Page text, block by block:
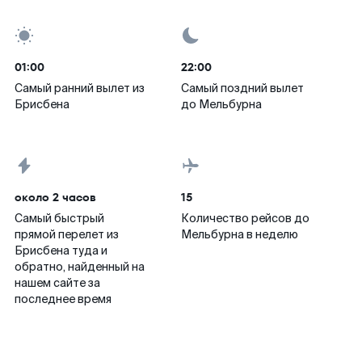
01:00
Самый ранний вылет из
Брисбена
22:00
Самый поздний вылет
до Мельбурна
около 2 часов
Самый быстрый
прямой перелет из
Брисбена туда и
обратно, найденный на
нашем сайте за
последнее время
15
Количество рейсов до
Мельбурна в неделю